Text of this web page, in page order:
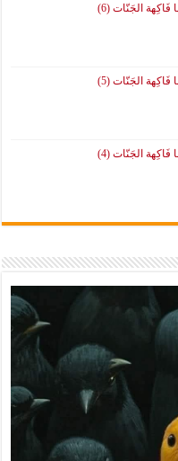
الجَنّات (6)
الجَنّات (5)
الجَنّات (4)